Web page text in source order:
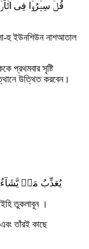
قُلۡ سِیۡرُوۡا فِی
হু ইউনশিউন নাশআতাল
প্রথমবার সৃষ্টি
উত্থিত করবেন।
یُعَذِّبُ مَنۡ
তুকলাবূন ।
তাঁরই কাছে